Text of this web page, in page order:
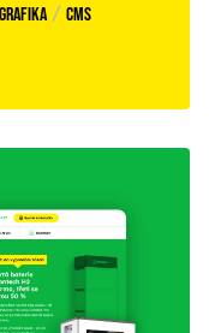
Grafika / CMS